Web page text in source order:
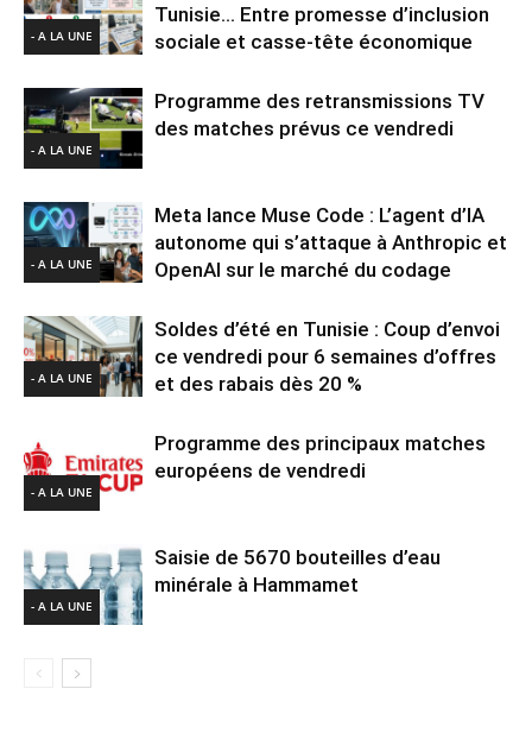
- A LA UNE
Tunisie… Entre promesse d’inclusion
sociale et casse-tête économique
- A LA UNE
Programme des retransmissions TV
des matches prévus ce vendredi
- A LA UNE
Meta lance Muse Code : L’agent d’IA
autonome qui s’attaque à Anthropic et
OpenAI sur le marché du codage
- A LA UNE
Soldes d’été en Tunisie : Coup d’envoi
ce vendredi pour 6 semaines d’offres
et des rabais dès 20 %
- A LA UNE
Programme des principaux matches
européens de vendredi
- A LA UNE
Saisie de 5670 bouteilles d’eau
minérale à Hammamet